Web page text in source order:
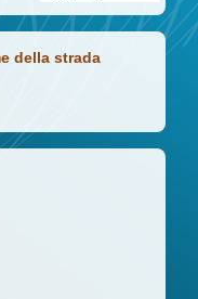
della strada